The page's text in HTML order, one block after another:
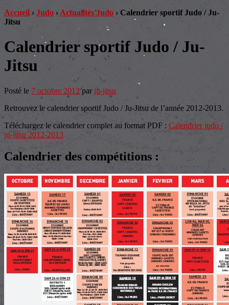
Accueil › Judo › Actualités Judo › Calendrier sportif Judo / Ju-
Jitsu
Calendrier sportif Judo / Ju-
Jitsu
Posté le 7 octobre 2012par ju-jitsu
Retrouvez le calendrier sportif Judo / Ju-Jitsu de l’année 2012-2013.
Téléchargez le calendrier complet au format PDF : Calendrier judo /
ju-jitsu 2012-2013
Calendrier des compétitions :